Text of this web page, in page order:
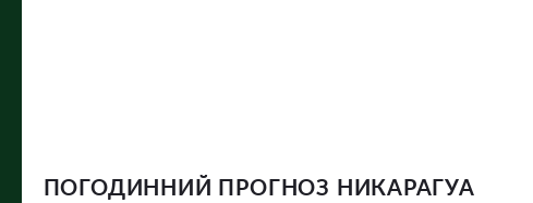
ПОГОДИННИЙ ПРОГНОЗ НИКАРАГУА